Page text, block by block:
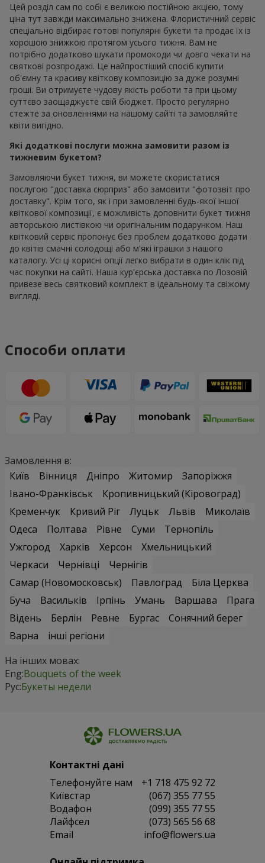
Цей розділ сам по собі є великою постійною акцією, тому
ціна тут завжди максимально знижена. Флористичний сервіс
спеціально відбирає готові популярні букети та продає їх із
хорошою знижкою протягом усього тижня. Вам не
потрібно додатково шукати промокоди чи довго чекати на
святкові розпродажі. Це найпростіший спосіб купити
об'ємну та красиву квіткову композицію за дуже розумні
гроші. Ви отримуєте чудову якість роботи та при цьому
суттєво заощаджуєте свій бюджет. Просто регулярно
стежте за оновленнями на нашому сайті та замовляйте
квіти вигідно.
Які додаткові послуги можна замовити разом із
тижневим букетом?
Замовляючи букет тижня, ви можете скористатися
послугою "доставка сюрприз" або замовити "фотозвіт про
доставку". Крім того, як і при замовленні будь-якої іншої
квіткової композиції, є можливість доповнити букет тижня
авторською листівкою чи оригінальним подарунком. Наш
квітковий сервіс пропонує без проблем додатково додати
до квітів смачні солодощі або м'які іграшки з нашого
каталогу. Усі ці корисні опції легко вибрати в один клік під
час покупки на сайті. Наша кур'єрська доставка по Лозовій
привезе весь святковий комплект в ідеальному та свіжому
вигляді.
Способи оплати
Замовлення в:
Київ
Вінниця Дніпро Житомир
Запоріжжя
Івано-Франківськ
Кропивницький (Кіровоград)
Кременчук
Кривий Ріг Луцьк Львів
Миколаїв
Одеса
Полтава Рівне Суми
Тернопіль
Ужгород
Харків Херсон
Хмельницький
Черкаси
Чернівці
Чернігів
Самар (Новомосковськ)
Павлоград
Біла Церква
Буча
Васильків Ірпінь Умань Варшава
Прага
Відень
Берлін Ревне Бургас
Сонячний берег
Варна
інші регіони
На інших мовах:
Eng:Bouquets of the week
Рус:Букеты недели
Контактні дані
Телефонуйте нам
+1 718 475 92 72
Київстар
(067) 355 77 55
Водафон
(099) 355 77 55
Лайфсел
(073) 565 56 68
Email
info@flowers.ua